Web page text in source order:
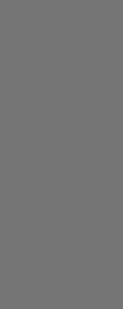
Ungere a
Könner &